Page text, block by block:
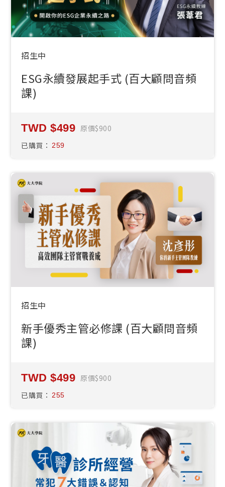
招生中
ESG永續發展起手式 (百大顧問音頻
課)
499 原價 900
已購買： 259
招生中
新手優秀主管必修課 (百大顧問音頻
課)
499 原價 900
已購買： 255